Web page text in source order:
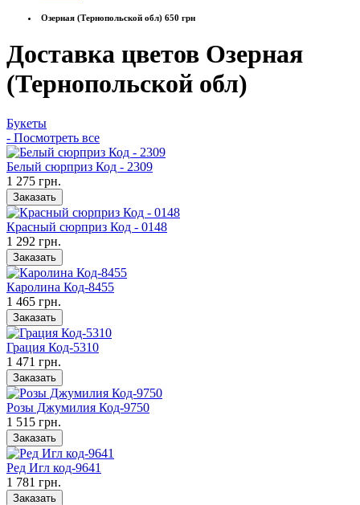
Озерная (Тернопольской обл) 650 грн
Доставка цветов Озерная
(Тернопольской обл)
Букеты
- Посмотреть все
Белый сюрприз Код - 2309
1 275 грн.
Заказать
Красный сюрприз Код - 0148
1 292 грн.
Заказать
Каролина Код-8455
1 465 грн.
Заказать
Грация Код-5310
1 471 грн.
Заказать
Розы Джумилия Код-9750
1 515 грн.
Заказать
Ред Игл код-9641
1 781 грн.
Заказать